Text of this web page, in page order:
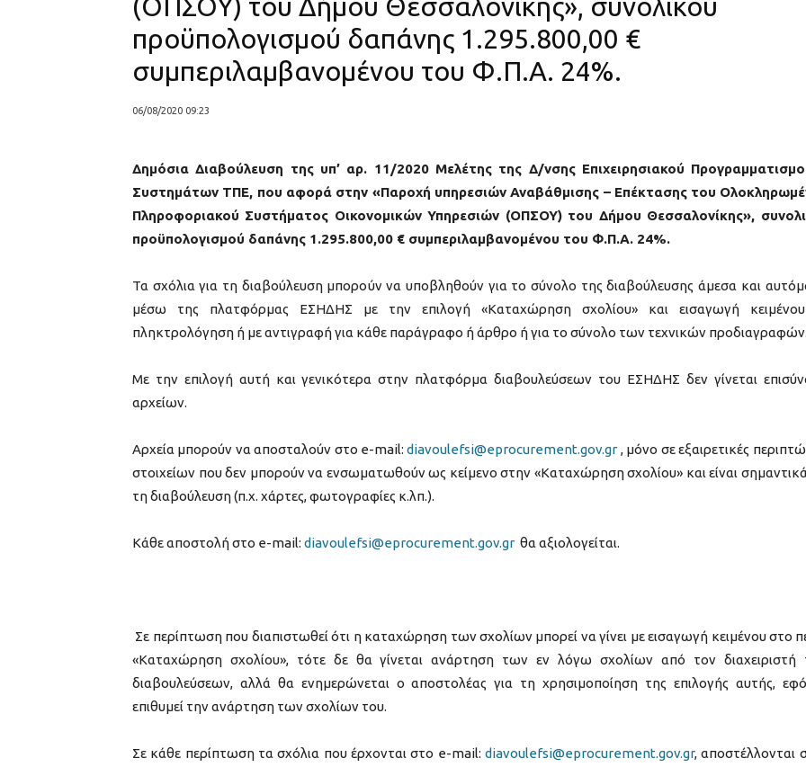
προϋπολογισμού δαπάνης 1.295.800,00 €
συμπεριλαμβανομένου του Φ.Π.Α. 24%.
06/08/2020 09:23
Δημόσια Διαβούλευση της υπ’ αρ. 11/2020 Μελέτης της Δ/νσης Επιχειρησιακού
Συστημάτων ΤΠΕ, που αφορά στην «Παροχή υπηρεσιών Αναβάθμισης – Επέκτασης του
Πληροφοριακού Συστήματος Οικονομικών Υπηρεσιών (ΟΠΣΟΥ) του Δήμου Θεσσαλονίκης»,
προϋπολογισμού δαπάνης 1.295.800,00 € συμπεριλαμβανομένου του Φ.Π.Α. 24%.
Τα σχόλια για τη διαβούλευση μπορούν να υποβληθούν για το σύνολο της διαβούλευσης άμεσα και
μέσω της πλατφόρμας ΕΣΗΔΗΣ με την επιλογή «Καταχώρηση σχολίου» και εισαγωγή
πληκτρολόγηση ή με αντιγραφή για κάθε παράγραφο ή άρθρο ή για το σύνολο των τεχνικών προδιαγραφών.
Με την επιλογή αυτή και γενικότερα στην πλατφόρμα διαβουλεύσεων του ΕΣΗΔΗΣ δεν γίνεται
αρχείων.
Αρχεία μπορούν να αποσταλούν στο e-mail:diavoulefsi@eprocurement.gov.gr , μόνο σε εξαιρετικές
στοιχείων που δεν μπορούν να ενσωματωθούν ως κείμενο στην «Καταχώρηση σχολίου» και είναι σημαντικά
τη διαβούλευση (π.χ. χάρτες, φωτογραφίες κ.λπ.).
Κάθε αποστολή στο e-mail: diavoulefsi@eprocurement.gov.gr θα αξιολογείται.
Σε περίπτωση που διαπιστωθεί ότι η καταχώρηση των σχολίων μπορεί να γίνει με εισαγωγή κειμένου στο
«Καταχώρηση σχολίου», τότε δε θα γίνεται ανάρτηση των εν λόγω σχολίων από τον διαχειριστή
διαβουλεύσεων, αλλά θα ενημερώνεται ο αποστολέας για τη χρησιμοποίηση της επιλογής αυτής,
επιθυμεί την ανάρτηση των σχολίων του.
Σε κάθε περίπτωση τα σχόλια που έρχονται στο e-mail: diavoulefsi@eprocurement.gov.gr, αποστέλλονται